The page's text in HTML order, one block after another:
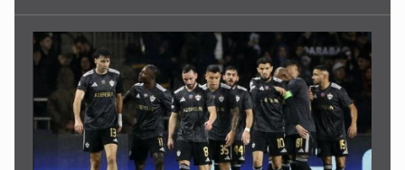
Bu ölkələrə şəxsiyyət vəsiqəsi ilə gedə biləcəksiniz -